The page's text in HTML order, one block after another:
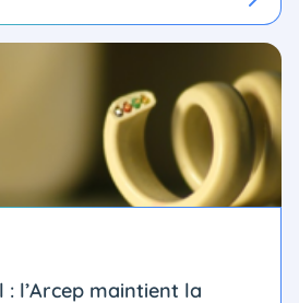
: l’Arcep maintient la